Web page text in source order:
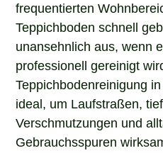
frequentierten
Teppichboden schnell
unansehnlich aus, wenn
professionell gereinigt
Teppichbodenreinigung
ideal, um Laufstraßen,
Verschmutzungen und
Gebrauchsspuren